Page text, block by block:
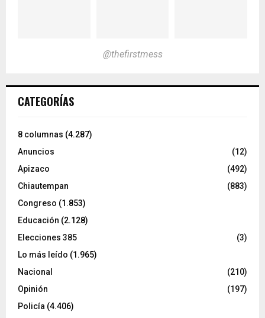
@thefirstmess
CATEGORÍAS
8 columnas (4.287)
Anuncios
(12)
Apizaco
(492)
Chiautempan
(883)
Congreso (1.853)
Educación (2.128)
Elecciones 385
(3)
Lo más leído (1.965)
Nacional
(210)
Opinión
(197)
Policía (4.406)